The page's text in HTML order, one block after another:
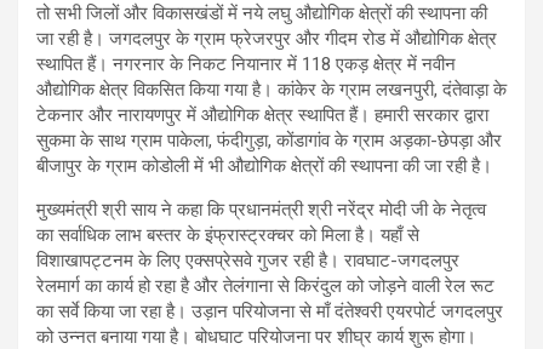
तो सभी जिलों और विकासखंडों में नये लघु औद्योगिक क्षेत्रों की स्थापना की
जा रही है। जगदलपुर के ग्राम फ्रेजरपुर और गीदम रोड में औद्योगिक क्षेत्र
स्थापित हैं। नगरनार के निकट नियानार में 118 एकड़ क्षेत्र में नवीन
औद्योगिक क्षेत्र विकसित किया गया है। कांकेर के ग्राम लखनपुरी, दंतेवाड़ा के
टेकनार और नारायणपुर में औद्योगिक क्षेत्र स्थापित हैं। हमारी सरकार द्वारा
सुकमा के साथ ग्राम पाकेला, फंदीगुड़ा, कोंडागांव के ग्राम अड़का-छेपड़ा और
बीजापुर के ग्राम कोडोली में भी औद्योगिक क्षेत्रों की स्थापना की जा रही है।
मुख्यमंत्री श्री साय ने कहा कि प्रधानमंत्री श्री नरेंद्र मोदी जी के नेतृत्व
का सर्वाधिक लाभ बस्तर के इंफ्रास्ट्रक्चर को मिला है। यहाँ से
विशाखापट्टनम के लिए एक्सप्रेसवे गुजर रही है। रावघाट-जगदलपुर
रेलमार्ग का कार्य हो रहा है और तेलंगाना से किरंदुल को जोड़ने वाली रेल रूट
का सर्वे किया जा रहा है। उड़ान परियोजना से माँ दंतेश्वरी एयरपोर्ट जगदलपुर
को उन्नत बनाया गया है। बोधघाट परियोजना पर शीघ्र कार्य शुरू होगा।